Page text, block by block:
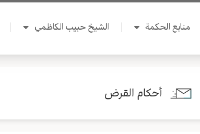
منابع الحكمة الشيخ حبيب الكاظمي
أحكام القرض